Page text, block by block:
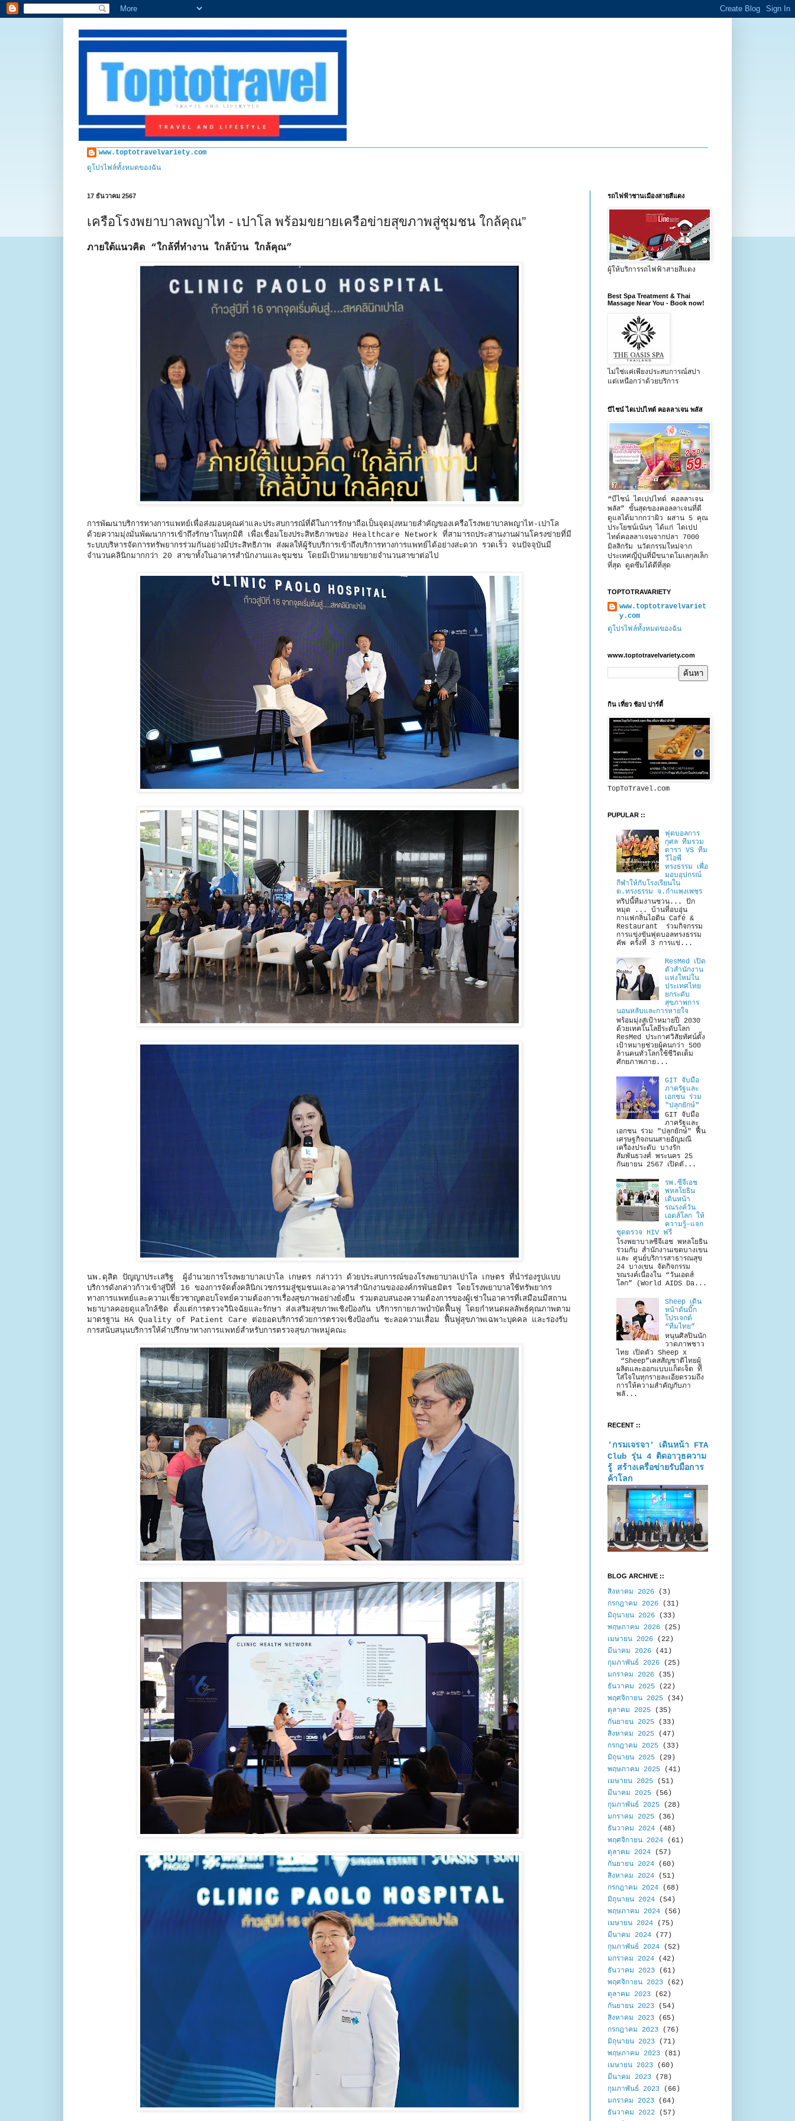
www.toptotravelvariety.com
ดูโปรไฟล์ทั้งหมดของฉัน
17 ธันวาคม 2567
เครือโรงพยาบาลพญาไท - เปาโล พร้อมขยายเครือข่ายสุขภาพสู่ชุมชน ใกล้คุณ”
ภายใต้แนวคิด “ใกล้ที่ทำงาน ใกล้บ้าน ใกล้คุณ”
การพัฒนาบริการทางการแพทย์เพื่อส่งมอบคุณค่าและประสบการณ์ที่ดีในการรักษาถือเป็นจุดมุ่งหมายสำคัญของเครือโรงพยาบาลพญาไท-เปาโล
ด้วยความมุ่งมั่นพัฒนาการเข้าถึงรักษาในทุกมิติ เพื่อเชื่อมโยงประสิทธิภาพของ Healthcare Network ที่สามารถประสานงานผ่านโครงข่ายที่มี
ระบบบริหารจัดการทรัพยากรร่วมกันอย่างมีประสิทธิภาพ ส่งผลให้ผู้รับบริการเข้าถึงบริการทางการแพทย์ได้อย่างสะดวก รวดเร็ว จนปัจจุบันมี
จำนวนคลินิกมากกว่า 20 สาขาทั้งในอาคารสำนักงานและชุมชน โดยมีเป้าหมายขยายจำนวนสาขาต่อไป
นพ.ดุสิต ปัญญาประเสริฐ ผู้อำนวยการโรงพยาบาลเปาโล เกษตร กล่าวว่า ด้วยประสบการณ์ของโรงพยาบาลเปาโล เกษตร ที่นำร่องรูปแบบ
บริการดังกล่าวก้าวเข้าสู่ปีที่ 16 ของการจัดตั้งคลินิกเวชกรรมสู่ชุมชนและอาคารสำนักงานขององค์กรพันธมิตร โดยโรงพยาบาลใช้ทรัพยากร
ทางการแพทย์และความเชี่ยวชาญตอบโจทย์ความต้องการเรื่องสุขภาพอย่างยั่งยืน ร่วมตอบสนองความต้องการของผู้เช่าในอาคารที่เสมือนมีสถาน
พยาบาลคอยดูแลใกล้ชิด ตั้งแต่การตรวจวินิจฉัยและรักษา ส่งเสริมสุขภาพเชิงป้องกัน บริการกายภาพบำบัดฟื้นฟู โดยกำหนดผลลัพธ์คุณภาพตาม
มาตรฐาน HA Quality of Patient Care ต่อยอดบริการด้วยการตรวจเชิงป้องกัน ชะลอความเสื่อม ฟื้นฟูสุขภาพเฉพาะบุคคล และรองรับ
การสนับสนุนบริการให้คำปรึกษาทางการแพทย์สำหรับการตรวจสุขภาพหมู่คณะ
รถไฟฟ้าชานเมืองสายสีแดง
ผู้ให้บริการรถไฟฟ้าสายสีแดง
Best Spa Treatment & Thai
Massage Near You - Book now!
ไม่ใช่แค่เพียงประสบการณ์สปา
แต่เหนือกว่าด้วยบริการ
บีไชน์ ไดเปปไทด์ คอลลาเจน พลัส
“บีไชน์ ไดเปปไทด์ คอลลาเจน
พลัส” ขั้นสุดของคอลลาเจนที่ดี
ดูแลได้มากกว่าผิว ผสาน 5 คุณ
ประโยชน์เน้นๆ ได้แก่ ไดเปป
ไทด์คอลลาเจนจากปลา 7000
มิลลิกรัม นวัตกรรมใหม่จาก
ประเทศญี่ปุ่นที่มีขนาดโมเลกุลเล็ก
ที่สุด ดูดซึมได้ดีที่สุด
TOPTOTRAVARIETY
www.toptotravelvariet
y.com
ดูโปรไฟล์ทั้งหมดของฉัน
www.toptotravelvariety.com
กิน เที่ยว ช้อป ปาร์ตี้
TopToTravel.com
PUPULAR ::
ฟุตบอลการ
กุศล ทีมรวม
ดารา VS ทีม
วีไอพี
ทรงธรรม เพื่อ
มอบอุปกรณ์
กีฬาให้กับโรงเรียนใน
ต.ทรงธรรม จ.กำแพงเพชร
ทริปนี้ทีมงานชวน... ปัก
หมุด ... บ้านที่อบอุ่น
กาแฟกลิ่นไอดิน Café &
Restaurant ร่วมกิจกรรม
การแข่งขันฟุตบอลทรงธรรม
คัพ ครั้งที่ 3 การแข่...
ResMed เปิด
ตัวสำนักงาน
แห่งใหม่ใน
ประเทศไทย
ยกระดับ
สุขภาพการ
นอนหลับและการหายใจ
พร้อมมุ่งสู่เป้าหมายปี 2030
ด้วยเทคโนโลยีระดับโลก
ResMed ประกาศวิสัยทัศน์ตั้ง
เป้าหมายช่วยผู้คนกว่า 500
ล้านคนทั่วโลกใช้ชีวิตเต็ม
ศักยภาพภาย...
GIT จับมือ
ภาครัฐและ
เอกชน ร่วม
"ปลุกยักษ์"
GIT จับมือ
ภาครัฐและ
เอกชน ร่วม "ปลุกยักษ์" ฟื้น
เศรษฐกิจถนนสายอัญมณี
เครื่องประดับ บางรัก
สัมพันธวงศ์ พระนคร 25
กันยายน 2567 เปิดตั...
รพ.ซีจีเอช
พหลโยธิน
เดินหน้า
รณรงค์วัน
เอดส์โลก ให้
ความรู้–แจก
ชุดตรวจ HIV ฟรี
โรงพยาบาลซีจีเอช พหลโยธิน
ร่วมกับ สำนักงานเขตบางเขน
และ ศูนย์บริการสาธารณสุข
24 บางเขน จัดกิจกรรม
รณรงค์เนื่องใน “วันเอดส์
โลก” (World AIDS Da...
Sheep เดิน
หน้าดันบิ๊ก
โปรเจกต์
“ทีมไทย”
หนุนศิลปินนัก
วาดภาพชาว
ไทย เปิดตัว Sheep x
“Sheep”เคสสัญชาติไทยผู้
ผลิตและออกแบบแก็ดเจ็ต ที่
ใส่ใจในทุกรายละเอียดรวมถึง
การให้ความสำคัญกับภา
พลั...
RECENT ::
'กรมเจรจา' เดินหน้า FTA
Club รุ่น 4 ติดอาวุธความ
รู้ สร้างเครือข่ายรับมือการ
ค้าโลก
BLOG ARCHIVE ::
สิงหาคม 2026 (3)
กรกฎาคม 2026 (31)
มิถุนายน 2026 (33)
พฤษภาคม 2026 (25)
เมษายน 2026 (22)
มีนาคม 2026 (41)
กุมภาพันธ์ 2026 (25)
มกราคม 2026 (35)
ธันวาคม 2025 (22)
พฤศจิกายน 2025 (34)
ตุลาคม 2025 (35)
กันยายน 2025 (33)
สิงหาคม 2025 (47)
กรกฎาคม 2025 (33)
มิถุนายน 2025 (29)
พฤษภาคม 2025 (41)
เมษายน 2025 (51)
มีนาคม 2025 (56)
กุมภาพันธ์ 2025 (28)
มกราคม 2025 (36)
ธันวาคม 2024 (48)
พฤศจิกายน 2024 (61)
ตุลาคม 2024 (57)
กันยายน 2024 (60)
สิงหาคม 2024 (51)
กรกฎาคม 2024 (68)
มิถุนายน 2024 (54)
พฤษภาคม 2024 (56)
เมษายน 2024 (75)
มีนาคม 2024 (77)
กุมภาพันธ์ 2024 (52)
มกราคม 2024 (42)
ธันวาคม 2023 (61)
พฤศจิกายน 2023 (62)
ตุลาคม 2023 (62)
กันยายน 2023 (54)
สิงหาคม 2023 (65)
กรกฎาคม 2023 (76)
มิถุนายน 2023 (71)
พฤษภาคม 2023 (81)
เมษายน 2023 (60)
มีนาคม 2023 (78)
กุมภาพันธ์ 2023 (66)
มกราคม 2023 (64)
ธันวาคม 2022 (57)